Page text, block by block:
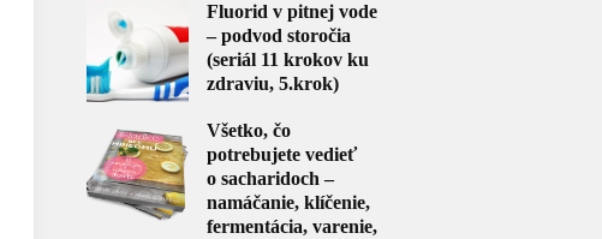
Fluorid v pitnej vode
– podvod storočia
(seriál 11 krokov ku
zdraviu, 5.krok)
Všetko, čo
potrebujete vedieť
o sacharidoch –
namáčanie, klíčenie,
fermentácia, varenie,